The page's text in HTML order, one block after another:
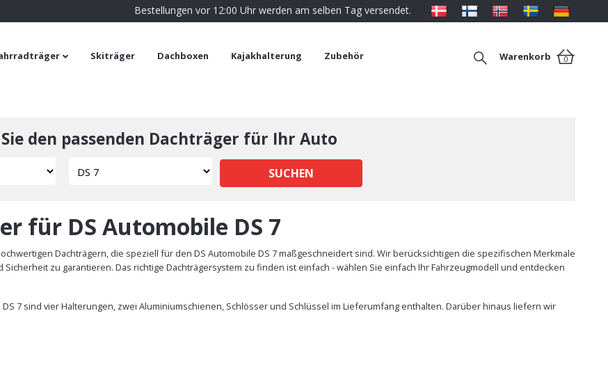
Bestellungen vor 12:00 Uhr werden am selben Tag versendet.
Skiträger Dachboxen Kajakhalterung Zubehör Warenkorb 0
den passenden Dachträger für Ihr Auto
SUCHEN
für DS Automobile DS 7
Dachträgern, die speziell für den DS Automobile DS 7 maßgeschneidert sind. Wir berücksichtigen die spezifischen Merkmale
zu garantieren. Das richtige Dachträgersystem zu finden ist einfach - wählen Sie einfach Ihr Fahrzeugmodell und entdecken
DS 7 sind vier Halterungen, zwei Aluminiumschienen, Schlösser und Schlüssel im Lieferumfang enthalten. Darüber hinaus liefern wir